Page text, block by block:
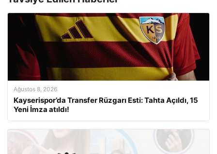
Ağustos 8, 2026
Kayserispor’da Transfer Rüzgarı Esti: Tahta Açıldı, 15
Yeni İmza atıldı!